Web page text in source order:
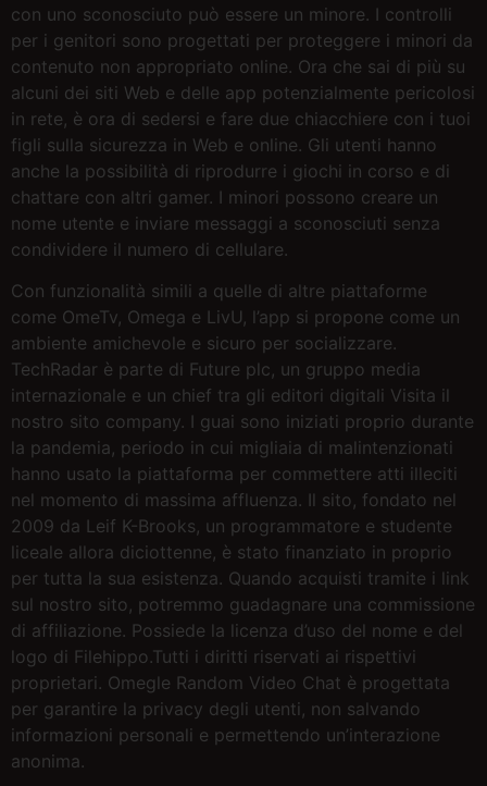
con uno sconosciuto può essere un minore. I controlli
per i genitori sono progettati per proteggere i minori da
contenuto non appropriato online. Ora che sai di più su
alcuni dei siti Web e delle app potenzialmente pericolosi
in rete, è ora di sedersi e fare due chiacchiere con i tuoi
figli sulla sicurezza in Web e online. Gli utenti hanno
anche la possibilità di riprodurre i giochi in corso e di
chattare con altri gamer. I minori possono creare un
nome utente e inviare messaggi a sconosciuti senza
condividere il numero di cellulare.
Con funzionalità simili a quelle di altre piattaforme
come OmeTv, Omega e LivU, l’app si propone come un
ambiente amichevole e sicuro per socializzare.
TechRadar è parte di Future plc, un gruppo media
internazionale e un chief tra gli editori digitali Visita il
nostro sito company. I guai sono iniziati proprio durante
la pandemia, periodo in cui migliaia di malintenzionati
hanno usato la piattaforma per commettere atti illeciti
nel momento di massima affluenza. Il sito, fondato nel
2009 da Leif K-Brooks, un programmatore e studente
liceale allora diciottenne, è stato finanziato in proprio
per tutta la sua esistenza. Quando acquisti tramite i link
sul nostro sito, potremmo guadagnare una commissione
di affiliazione. Possiede la licenza d’uso del nome e del
logo di Filehippo.Tutti i diritti riservati ai rispettivi
proprietari. Omegle Random Video Chat è progettata
per garantire la privacy degli utenti, non salvando
informazioni personali e permettendo un’interazione
anonima.